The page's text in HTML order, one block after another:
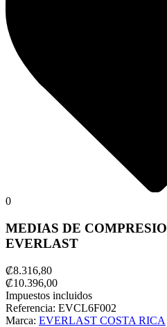
0
MEDIAS DE
EVERLAST
₡8.316,80
₡10.396,00
Impuestos incluidos
Referencia: EVCL6F002
Marca: EVERLAST COSTA RICA